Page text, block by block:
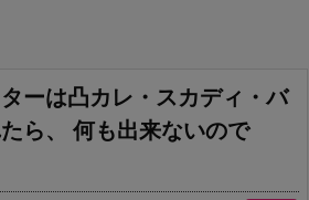
ターは凸カレ・スカディ・バ
ら、 何も出来ないので